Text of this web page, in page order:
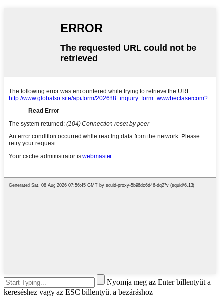
Nyomja meg az Enter billentyűt a
kereséshez vagy az ESC billentyűt a bezáráshoz